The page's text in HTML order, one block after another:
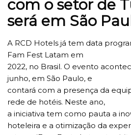
com o setor de
será em São
A RCD Hotels já tem data
Fam Fest Latam em
2022, no Brasil. O evento
junho, em São Paulo, e
contará com a presença da
rede de hotéis. Neste ano,
a iniciativa tem como pauta a
hoteleira e a otimização da